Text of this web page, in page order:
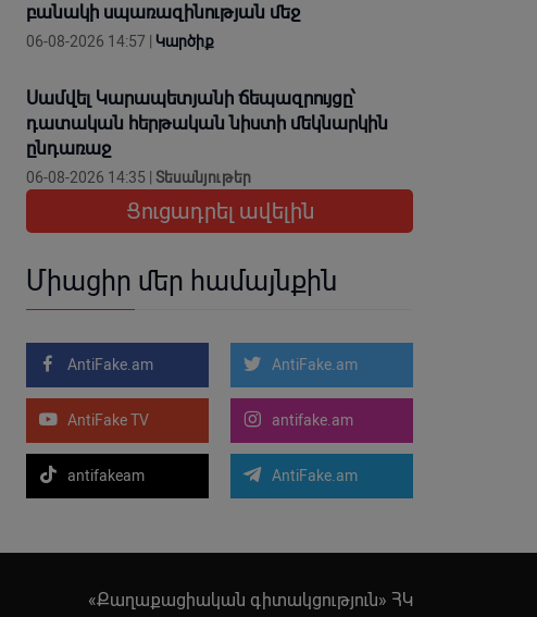
բանակի սպառազինության մեջ
06-08-2026 14:57 | Կարծիք
Սամվել Կարապետյանի ճեպազրույցը՝
դատական հերթական նիստի մեկնարկին
ընդառաջ
06-08-2026 14:35 | Տեսանյութեր
Ցուցադրել ավելին
Միացիր մեր համայնքին
AntiFake.am AntiFake.am
AntiFake TV antifake.am
antifakeam AntiFake.am
«Քաղաքացիական գիտակցություն» ՀԿ